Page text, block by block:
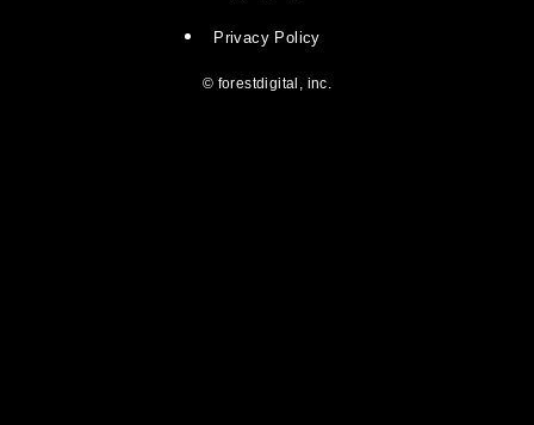
Privacy Policy
© forestdigital, inc.